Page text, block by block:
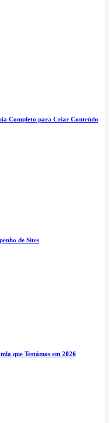
Completo para Criar Conteúdo
de Sites
que Testámos em 2026